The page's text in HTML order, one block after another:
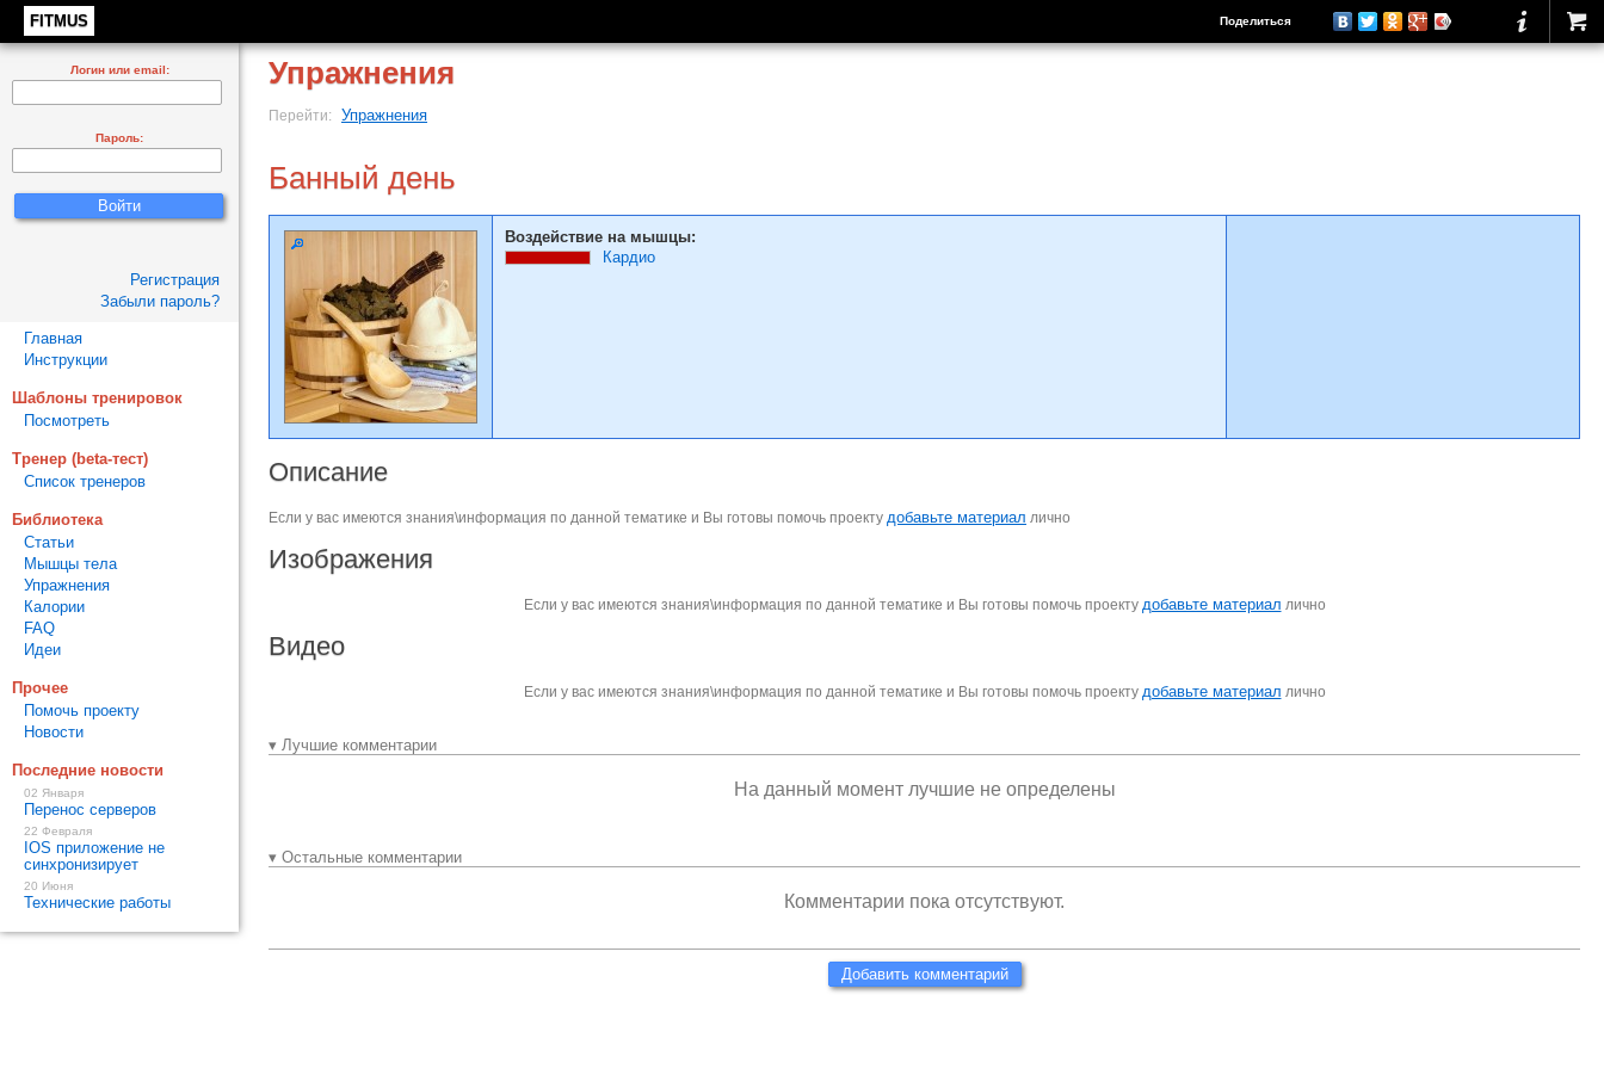
FITMUS Поделиться
Упражнения
Перейти: Упражнения
Банный день
Воздействие на мышцы:
Кардио
Описание
Если у вас имеются знания\информация по данной тематике и Вы готовы помочь проекту добавьте материал лично
Изображения
Если у вас имеются знания\информация по данной тематике и Вы готовы помочь проекту добавьте материал лично
Видео
Если у вас имеются знания\информация по данной тематике и Вы готовы помочь проекту добавьте материал лично
▾ Лучшие комментарии
На данный момент лучшие не определены
▾ Остальные комментарии
Комментарии пока отсутствуют.
Добавить комментарий
Логин или email:
Пароль:
Регистрация
Забыли пароль?
Главная
Инструкции
Шаблоны тренировок
Посмотреть
Тренер (beta-тест)
Список тренеров
Библиотека
Статьи
Мышцы тела
Упражнения
Калории
FAQ
Идеи
Прочее
Помочь проекту
Новости
Последние новости
02 Января
Перенос серверов
22 Февраля
IOS приложение не
синхронизирует
20 Июня
Технические работы